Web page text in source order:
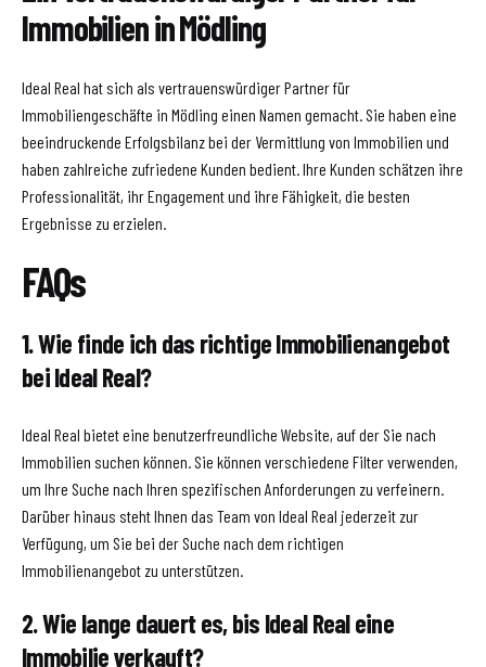
Immobilien in Mödling
Ideal Real hat sich als vertrauenswürdiger Partner für
Immobiliengeschäfte in Mödling einen Namen gemacht. Sie haben eine
beeindruckende Erfolgsbilanz bei der Vermittlung von Immobilien und
haben zahlreiche zufriedene Kunden bedient. Ihre Kunden schätzen ihre
Professionalität, ihr Engagement und ihre Fähigkeit, die besten
Ergebnisse zu erzielen.
FAQs
1. Wie finde ich das richtige Immobilienangebot
bei Ideal Real?
Ideal Real bietet eine benutzerfreundliche Website, auf der Sie nach
Immobilien suchen können. Sie können verschiedene Filter verwenden,
um Ihre Suche nach Ihren spezifischen Anforderungen zu verfeinern.
Darüber hinaus steht Ihnen das Team von Ideal Real jederzeit zur
Verfügung, um Sie bei der Suche nach dem richtigen
Immobilienangebot zu unterstützen.
2. Wie lange dauert es, bis Ideal Real eine
Immobilie verkauft?